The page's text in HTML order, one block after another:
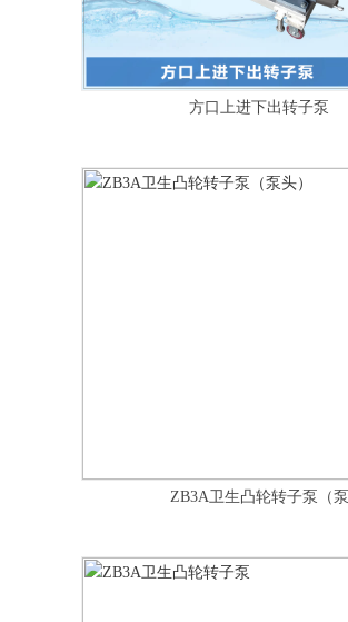
方口上进下出转子泵
ZB3A卫生凸轮转子泵（泵